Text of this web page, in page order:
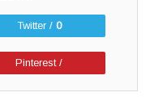
Twitter / 0
Pinterest /